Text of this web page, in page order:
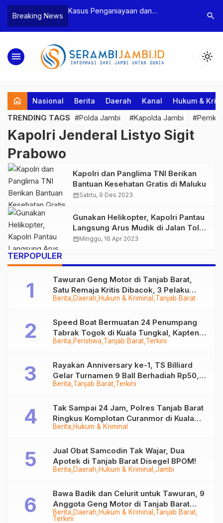
Breaking News
Ketua BPD, Polres
Dua Tersangka
Polres Tebo Ungkap Kasus
Dua Pelaku Pengeroyokan di Sumay
search
menu light_mode
home Nasional Berita Daerah Kanal Hukum &
TRENDING TAGS #Polda Jambi #Kapolda Jambi
Kapolri Jenderal Listyo Sigit
Prabowo
Kapolri dan Panglima TNI Berikan
Bantuan Kesehatan Gratis di Maluku
calendar_monthSabtu, 9 Des 2023
Gunakan Helikopter, Kapolri Pantau
Langsung Arus Mudik di Jalan Tol
dan Arteri
calendar_monthMinggu, 16 Apr 2023
TERPOPULER
Berita Daerah Hukum & Kriminal Tanjab Barat
Tawuran Geng Motor di Tanjab Barat,
Satu Remaja Kritis Dibacok, 3 Pelaku
Ditangkap
Berita Peristiwa Tanjab Barat Terkini
Speed Boat Bermuatan 24 Penumpang
Tabrak Togok di Kuala Tungkal, Kapten
Sempat Hilang
Berita Tanjab Barat Terkini
Rayakan Anniversary ke-1, TS Billiard
Gelar Turnamen 9 Ball Berhadiah Rp50,8
Juta
Berita Hukum & Kriminal
Tak Sampai 24 Jam, Polres Tanjab Barat
Ringkus Komplotan Curanmor di Kuala
Tungkal
Berita Daerah Hukum & Kriminal Jambi
Jual Obat Samcodin Tak Wajar, Dua
Apotek di Tanjab Barat Disegel BPOM!
Berita Daerah Hukum & Kriminal Tanjab Barat
Terkini
Bawa Badik dan Celurit untuk Tawuran, 9
Anggota Geng Motor di Tanjab Barat
Diringkus